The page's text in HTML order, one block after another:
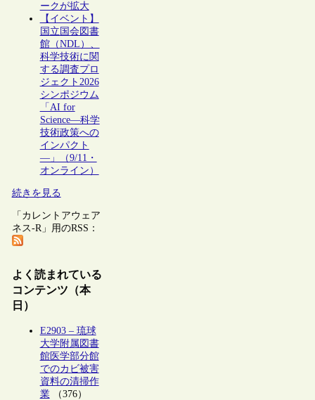
ークが拡大
【イベント】
国立国会図書
館（NDL）、
科学技術に関
する調査プロ
ジェクト2026
シンポジウム
「AI for
Science―科学
技術政策への
インパクト
―」（9/11・
オンライン）
続きを見る
「カレントアウェア
ネス-R」用のRSS：
よく読まれている
コンテンツ（本
日）
E2903 – 琉球
大学附属図書
館医学部分館
でのカビ被害
資料の清掃作
業（376）